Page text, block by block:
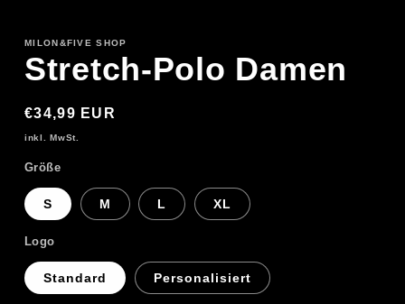
MILON&FIVE SHOP
Stretch-Polo Damen
Normaler
Preis
€34,99 EUR
inkl. MwSt.
Größe
S M L XL
Logo
Standard Personalisiert